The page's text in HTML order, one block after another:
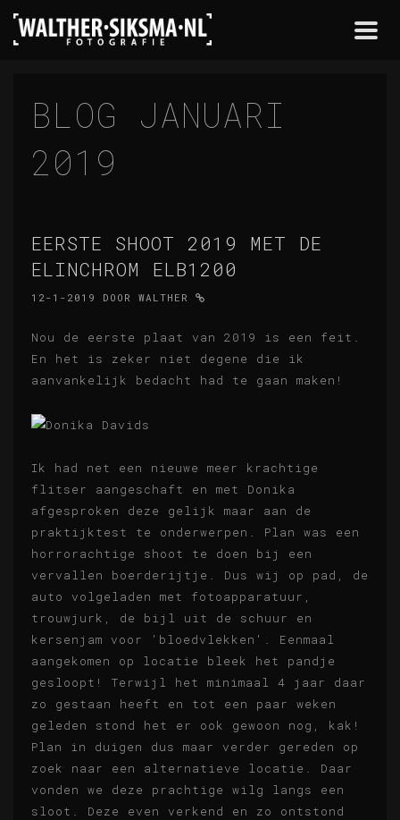
BLOG JANUARI
2019
EERSTE SHOOT 2019 MET DE
ELINCHROM ELB1200
12-1-2019 DOOR WALTHER
Nou de eerste plaat van 2019 is een feit.
En het is zeker niet degene die ik
aanvankelijk bedacht had te gaan maken!
Ik had net een nieuwe meer krachtige
flitser aangeschaft en met Donika
afgesproken deze gelijk maar aan de
praktijktest te onderwerpen. Plan was een
horrorachtige shoot te doen bij een
vervallen boerderijtje. Dus wij op pad, de
auto volgeladen met fotoapparatuur,
trouwjurk, de bijl uit de schuur en
kersenjam voor 'bloedvlekken'. Eenmaal
aangekomen op locatie bleek het pandje
gesloopt! Terwijl het minimaal 4 jaar daar
zo gestaan heeft en tot een paar weken
geleden stond het er ook gewoon nog, kak!
Plan in duigen dus maar verder gereden op
zoek naar een alternatieve locatie. Daar
vonden we deze prachtige wilg langs een
sloot. Deze even verkend en zo ontstond